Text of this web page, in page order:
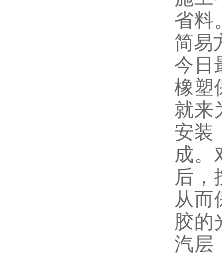
省料
简易
今日
橡塑
就来
安装
成。
后，
从而
胶的
汽层